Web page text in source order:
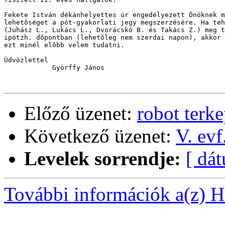
Fekete István dékánhelyettes úr engedélyezett Önöknek
lehetõséget a pót-gyakorlati jegy megszerzésére. Ha
(Juhász L., Lukács L., Dvorácskó B. és Takács Z.) meg
ipótzh. dõpontban (lehetõleg nem szerdai napon), akkor
ezt minél elõbb velem tudatni.
Üdvözlettel
            Györffy János
Előző üzenet: robot
Következő üzenet: V.
Levelek sorrendje: [
További információk a(z)